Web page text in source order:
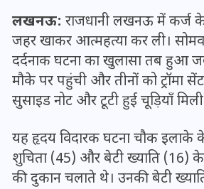
लखनऊ: राजधानी लखनऊ में कर्ज
जहर खाकर आत्महत्या कर ली।
दर्दनाक घटना का खुलासा तब हुआ
मौके पर पहुंची और तीनों को ट्रॉमा
सुसाइड नोट और टूटी हुई चूड़ियाँ
यह हृदय विदारक घटना चौक इलाके
शुचिता (45) और बेटी ख्याति (16)
की दुकान चलाते थे। उनकी बेटी
अड़चन: डेटा
स्पेक्ट्रम की
आया बड़ा अपडेट
30 दिसम्बर